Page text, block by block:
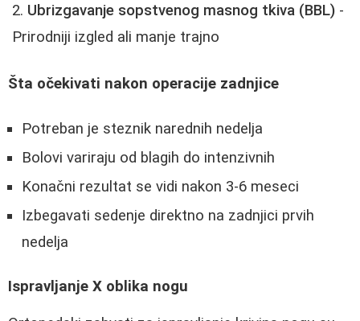
Ubrizgavanje sopstvenog masnog tkiva (BBL) -
Prirodniji izgled ali manje trajno
Šta očekivati nakon operacije zadnjice
Potreban je steznik narednih nedelja
Bolovi variraju od blagih do intenzivnih
Konačni rezultat se vidi nakon 3-6 meseci
Izbegavati sedenje direktno na zadnjici prvih
nedelja
Ispravljanje X oblika nogu